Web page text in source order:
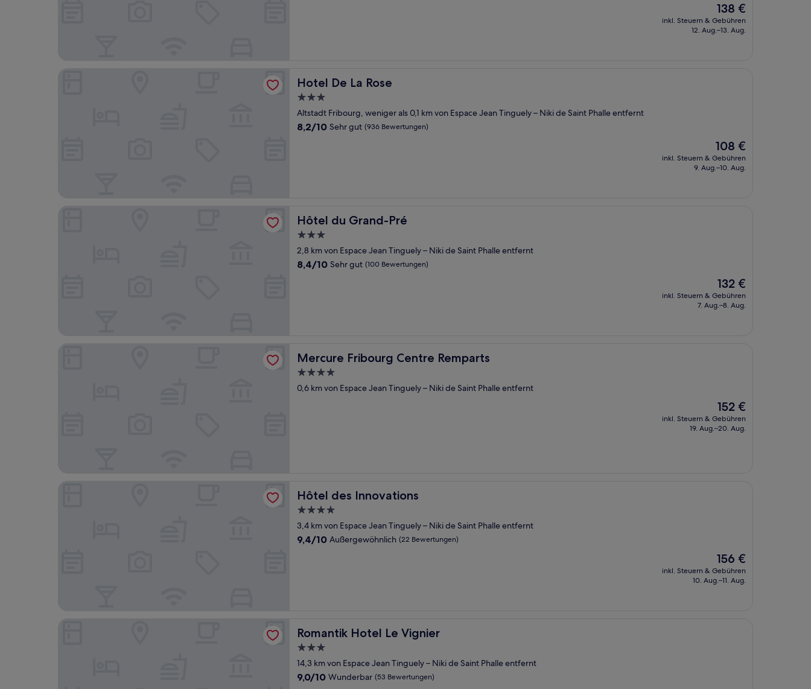
Der
Preis
beträgt
138 €
inkl. Steuern & Gebühren
12. Aug.–13. Aug.
Hotel De La Rose
Hotel De La Rose
3.0-
Sterne-
Unterkunft
Altstadt Fribourg, weniger als 0,1 km von Espace Jean Tinguely – Niki de Saint Phalle entfernt
8.2
8,2/10 Sehr gut (936 Bewertungen)
Der
Preis
beträgt
108 €
inkl. Steuern & Gebühren
9. Aug.–10. Aug.
Hôtel du Grand-Pré
Hôtel du Grand-Pré
3.0-
Sterne-
Unterkunft
2,8 km von Espace Jean Tinguely – Niki de Saint Phalle entfernt
8.4
8,4/10 Sehr gut (100 Bewertungen)
Der
Preis
beträgt
132 €
inkl. Steuern & Gebühren
7. Aug.–8. Aug.
Mercure Fribourg Centre Remparts
Mercure Fribourg Centre Remparts
4.0-
Sterne-
0,6 km von Espace Jean Tinguely – Niki de Saint Phalle entfernt
Der
Preis
beträgt
152 €
inkl. Steuern & Gebühren
19. Aug.–20. Aug.
Hôtel des Innovations
Hôtel des Innovations
4.0-
Sterne-
Unterkunft
3,4 km von Espace Jean Tinguely – Niki de Saint Phalle entfernt
9.4
9,4/10 Außergewöhnlich (22 Bewertungen)
Der
Preis
beträgt
156 €
inkl. Steuern & Gebühren
10. Aug.–11. Aug.
Romantik Hotel Le Vignier
Romantik Hotel Le Vignier
3.0-
Sterne-
Unterkunft
14,3 km von Espace Jean Tinguely – Niki de Saint Phalle entfernt
9.0
9,0/10 Wunderbar (53 Bewertungen)